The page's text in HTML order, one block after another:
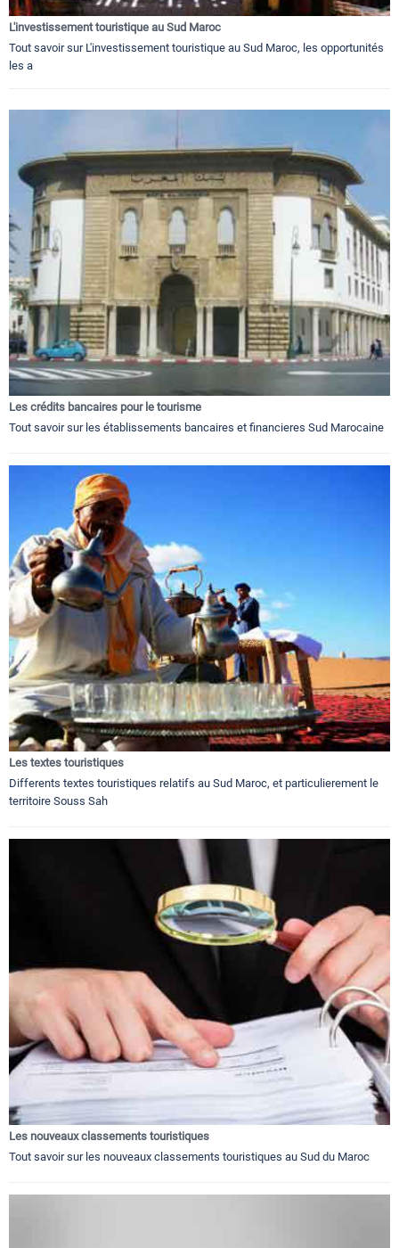
L'investissement touristique au Sud Maroc
Tout savoir sur L'investissement touristique au Sud Maroc, les opportunités
les a
Les crédits bancaires pour le tourisme
Tout savoir sur les établissements bancaires et financieres Sud Marocaine
Les textes touristiques
Differents textes touristiques relatifs au Sud Maroc, et particulierement le
territoire Souss Sah
Les nouveaux classements touristiques
Tout savoir sur les nouveaux classements touristiques au Sud du Maroc